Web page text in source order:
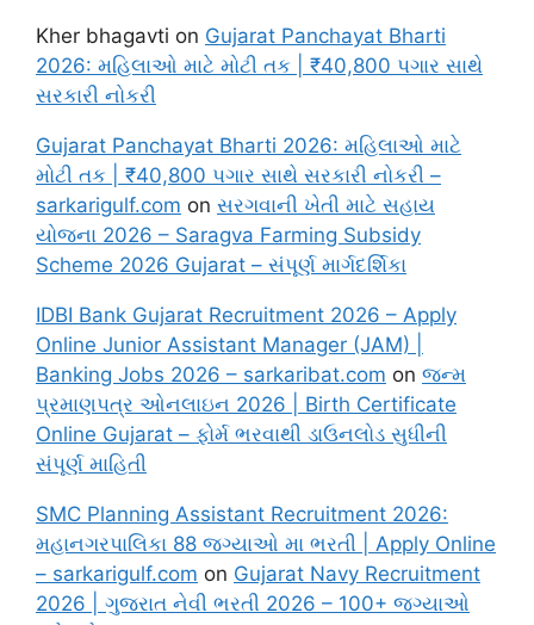
Kher bhagavti on Gujarat Panchayat Bharti
2026: મહિલાઓ માટે મોટી તક | ₹40,800 પગાર સાથે
સરકારી નોકરી
Gujarat Panchayat Bharti 2026: મહિલાઓ માટે
મોટી તક | ₹40,800 પગાર સાથે સરકારી નોકરી –
sarkarigulf.com on સરગવાની ખેતી માટે સહાય
યોજના 2026 – Saragva Farming Subsidy
Scheme 2026 Gujarat – સંપૂર્ણ માર્ગદર્શિકા
IDBI Bank Gujarat Recruitment 2026 – Apply
Online Junior Assistant Manager (JAM) |
Banking Jobs 2026 – sarkaribat.com on જન્મ
પ્રમાણપત્ર ઓનલાઇન 2026 | Birth Certificate
Online Gujarat – ફોર્મ ભરવાથી ડાઉનલોડ સુધીની
સંપૂર્ણ માહિતી
SMC Planning Assistant Recruitment 2026:
મહાનગરપાલિકા 88 જગ્યાઓ મા ભરતી | Apply Online
– sarkarigulf.com on Gujarat Navy Recruitment
2026 | ગુજરાત નેવી ભરતી 2026 – 100+ જગ્યાઓ